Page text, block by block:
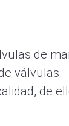
de
válvulas.
de